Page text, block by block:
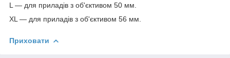
L — для приладів з об'єктивом 50 мм.
ХL — для приладів з об'єктивом 56 мм.
Приховати